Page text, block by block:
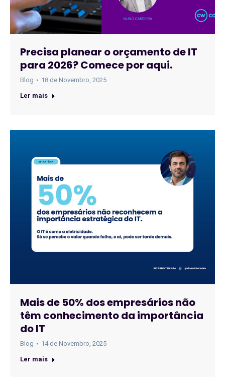
Precisa planear o orçamento de IT
para 2026? Comece por aqui.
Blog 18 de Novembro, 2025
Ler mais
Mais de 50% dos empresários não
têm conhecimento da importância
do IT
Blog 14 de Novembro, 2025
Ler mais